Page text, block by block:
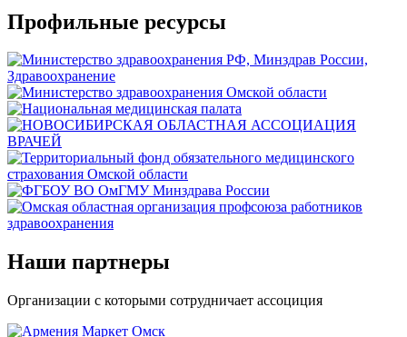
Профильные ресурсы
Наши партнеры
Организации с которыми сотрудничает ассоциция